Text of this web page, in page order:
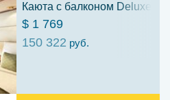
Каюта с балконом Deluxe
$ 1 769
150 322 руб.